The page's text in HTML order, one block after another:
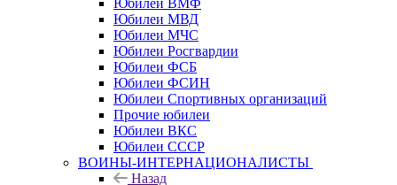
Юбилеи ВМФ
Юбилеи МВД
Юбилеи МЧС
Юбилеи Росгвардии
Юбилеи ФСБ
Юбилеи ФСИН
Юбилеи Спортивных организаций
Прочие юбилеи
Юбилеи ВКС
Юбилеи СССР
ВОИНЫ-ИНТЕРНАЦИОНАЛИСТЫ
Назад